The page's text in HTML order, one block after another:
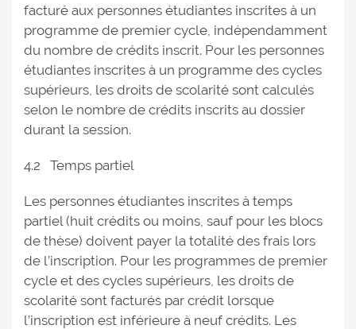
facturé aux personnes étudiantes inscrites à un
programme de premier cycle, indépendamment
du nombre de crédits inscrit. Pour les personnes
étudiantes inscrites à un programme des cycles
supérieurs, les droits de scolarité sont calculés
selon le nombre de crédits inscrits au dossier
durant la session.
4.2 Temps partiel
Les personnes étudiantes inscrites à temps
partiel (huit crédits ou moins, sauf pour les blocs
de thèse) doivent payer la totalité des frais lors
de l’inscription. Pour les programmes de premier
cycle et des cycles supérieurs, les droits de
scolarité sont facturés par crédit lorsque
l’inscription est inférieure à neuf crédits. Les